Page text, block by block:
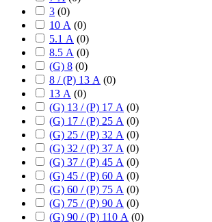
3 (0)
10 А (0)
5.1 А (0)
8.5 А (0)
(G) 8 (0)
8 / (P) 13 А (0)
13 А (0)
(G) 13 / (P) 17 А (0)
(G) 17 / (P) 25 А (0)
(G) 25 / (P) 32 А (0)
(G) 32 / (P) 37 А (0)
(G) 37 / (P) 45 А (0)
(G) 45 / (P) 60 А (0)
(G) 60 / (P) 75 А (0)
(G) 75 / (P) 90 А (0)
(G) 90 / (P) 110 А (0)